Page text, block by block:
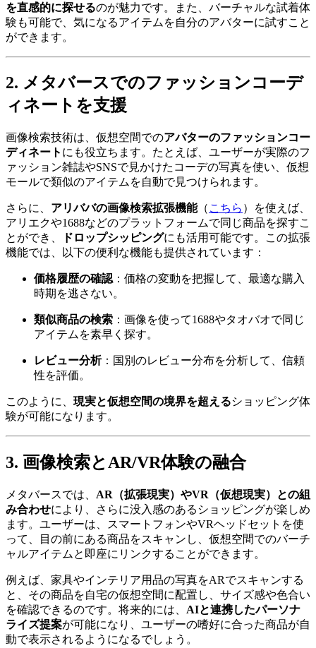
を直感的に探せるのが魅力です。また、バーチャルな試着体
験も可能で、気になるアイテムを自分のアバターに試すこと
ができます。
2. メタバースでのファッションコーデ
ィネートを支援
画像検索技術は、仮想空間でのアバターのファッションコー
ディネート にも役立ちます。たとえば、ユーザーが実際のフ
ァッション雑誌やSNSで見かけたコーデの写真を使い、仮想
モールで類似のアイテムを自動で見つけられます。
さらに、 アリババの画像検索拡張機能（ こちら ）を使えば、
アリエクや1688などのプラットフォームで同じ商品を探すこ
とができ、
ドロップシッピングにも活用可能です。この拡張
機能では、以下の便利な機能も提供されています：
価格履歴の確認 ：価格の変動を把握して、最適な購入
時期を逃さない。
類似商品の検索 ：画像を使って1688やタオバオで同じ
アイテムを素早く探す。
レビュー分析：国別のレビュー分布を分析して、信頼
性を評価。
このように、 現実と仮想空間の境界を超えるショッピング体
験が可能になります。
3. 画像検索とAR/VR体験の融合
メタバースでは、 AR（拡張現実）やVR（仮想現実）との組
み合わせにより、さらに没入感のあるショッピングが楽しめ
ます。ユーザーは、スマートフォンやVRヘッドセットを使
って、目の前にある商品をスキャンし、仮想空間でのバーチ
ャルアイテムと即座にリンクすることができます。
例えば、家具やインテリア用品の写真をARでスキャンする
と、その商品を自宅の仮想空間に配置し、サイズ感や色合い
を確認できるのです。将来的には、 AIと連携したパーソナ
ライズ提案が可能になり、ユーザーの嗜好に合った商品が自
動で表示されるようになるでしょう。